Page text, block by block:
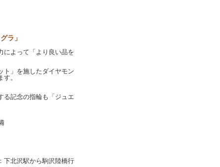
ラ」
によって「より良い品を
ト」を施したダイヤモン
。
る記念の指輪も「ジュエ
下北沢駅から駒沢陸橋行